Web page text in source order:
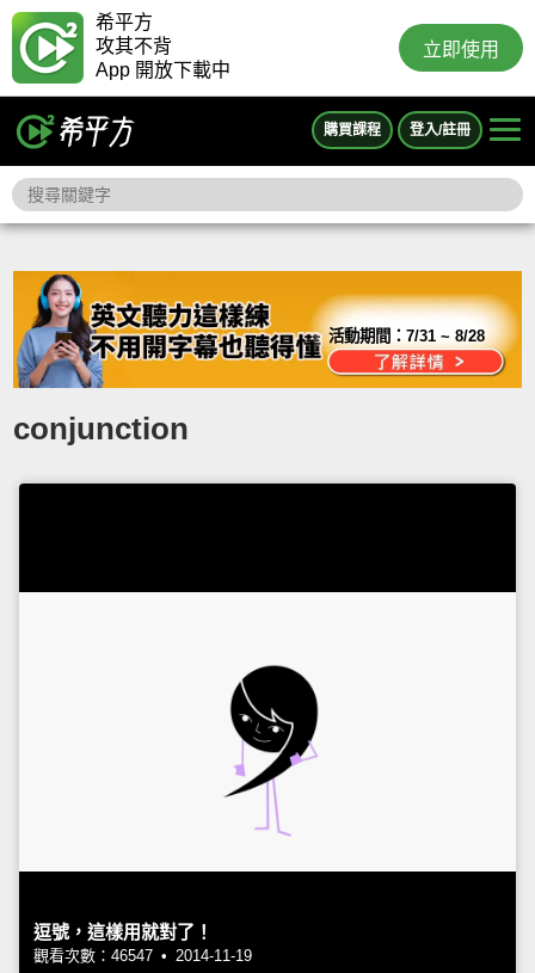
希平方
攻其不背
App 開放下載中
立即使用
購買課程 登入/註冊
活動期間：7/31 ~ 8/28
conjunction
逗號，這樣用就對了！
觀看次數：46547 • 2014-11-19